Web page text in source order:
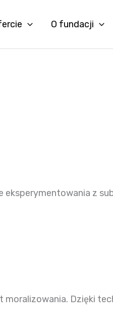
O fundacji
eksperymentowania z
Dzięki